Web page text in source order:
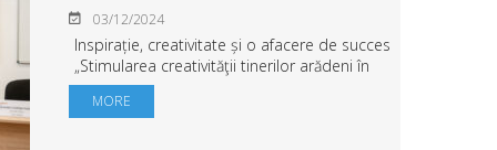
03/12/2024
Inspirație, creativitate și o afacere de succes
„Stimularea creativităţii tinerilor arădeni în
domeniul economic şi social prin proiecte şi
simulări antreprenoriale”, un proiect de
MORE